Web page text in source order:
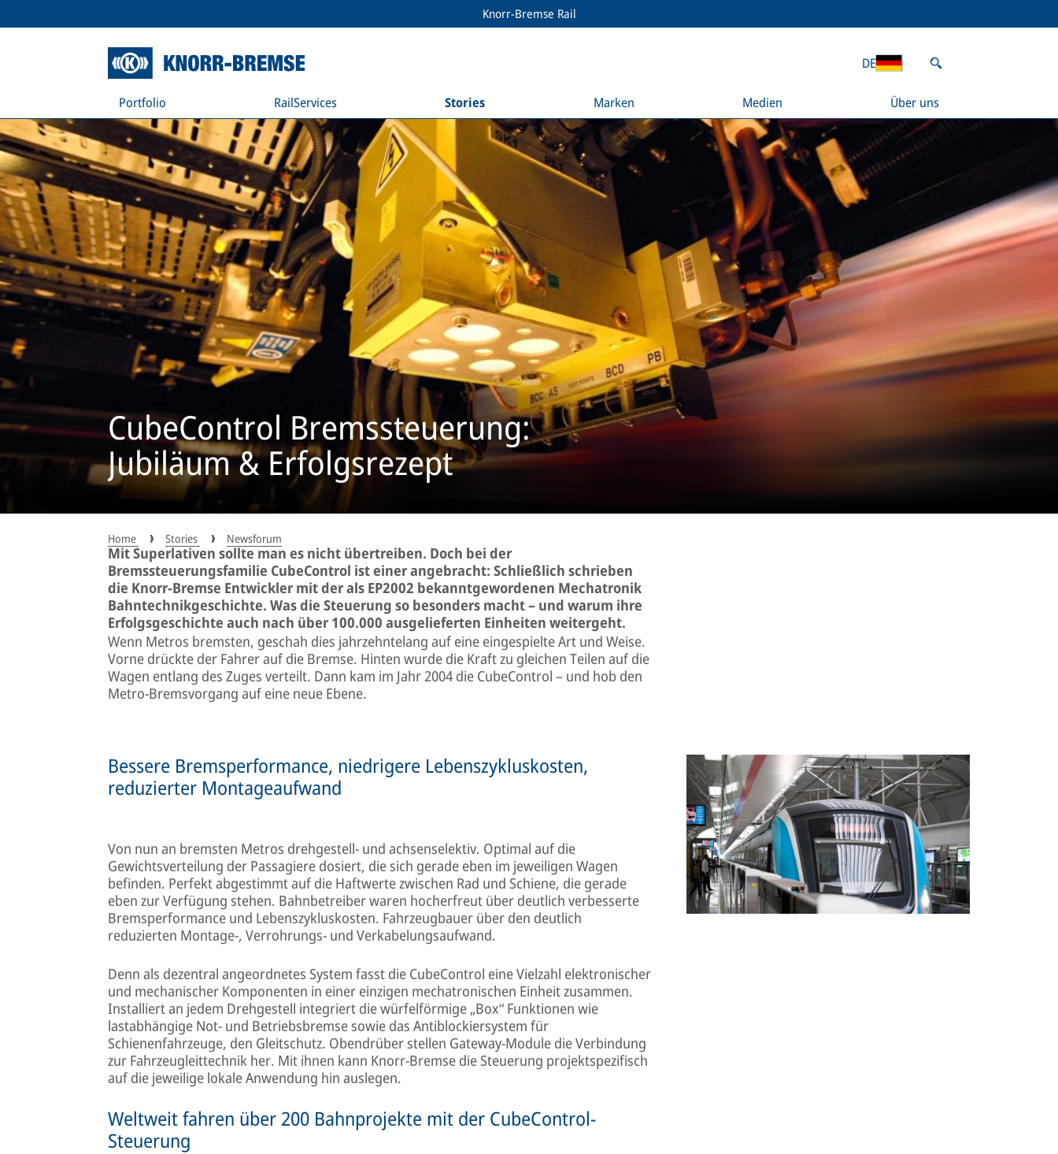
Knorr-Bremse Rail
Portfolio RailServices Stories Marken Medien Über uns
DE
CubeControl Bremssteuerung:
Jubiläum & Erfolgsrezept
Home Stories Newsforum
Mit Superlativen sollte man es nicht übertreiben. Doch bei der
Bremssteuerungsfamilie CubeControl ist einer angebracht: Schließlich schrieben
die Knorr-Bremse Entwickler mit der als EP2002 bekanntgewordenen Mechatronik
Bahntechnikgeschichte. Was die Steuerung so besonders macht – und warum ihre
Erfolgsgeschichte auch nach über 100.000 ausgelieferten Einheiten weitergeht.
Wenn Metros bremsten, geschah dies jahrzehntelang auf eine eingespielte Art und Weise.
Vorne drückte der Fahrer auf die Bremse. Hinten wurde die Kraft zu gleichen Teilen auf die
Wagen entlang des Zuges verteilt. Dann kam im Jahr 2004 die CubeControl – und hob den
Metro-Bremsvorgang auf eine neue Ebene.
Bessere Bremsperformance, niedrigere Lebenszykluskosten,
reduzierter Montageaufwand
Von nun an bremsten Metros drehgestell- und achsenselektiv. Optimal auf die
Gewichtsverteilung der Passagiere dosiert, die sich gerade eben im jeweiligen Wagen
befinden. Perfekt abgestimmt auf die Haftwerte zwischen Rad und Schiene, die gerade
eben zur Verfügung stehen. Bahnbetreiber waren hocherfreut über deutlich verbesserte
Bremsperformance und Lebenszykluskosten. Fahrzeugbauer über den deutlich
reduzierten Montage-, Verrohrungs- und Verkabelungsaufwand.
Denn als dezentral angeordnetes System fasst die CubeControl eine Vielzahl elektronischer
und mechanischer Komponenten in einer einzigen mechatronischen Einheit zusammen.
Installiert an jedem Drehgestell integriert die würfelförmige „Box“ Funktionen wie
lastabhängige Not- und Betriebsbremse sowie das Antiblockiersystem für
Schienenfahrzeuge, den Gleitschutz. Obendrüber stellen Gateway-Module die Verbindung
zur Fahrzeugleittechnik her. Mit ihnen kann Knorr-Bremse die Steuerung projektspezifisch
auf die jeweilige lokale Anwendung hin auslegen.
Weltweit fahren über 200 Bahnprojekte mit der CubeControl-
Steuerung